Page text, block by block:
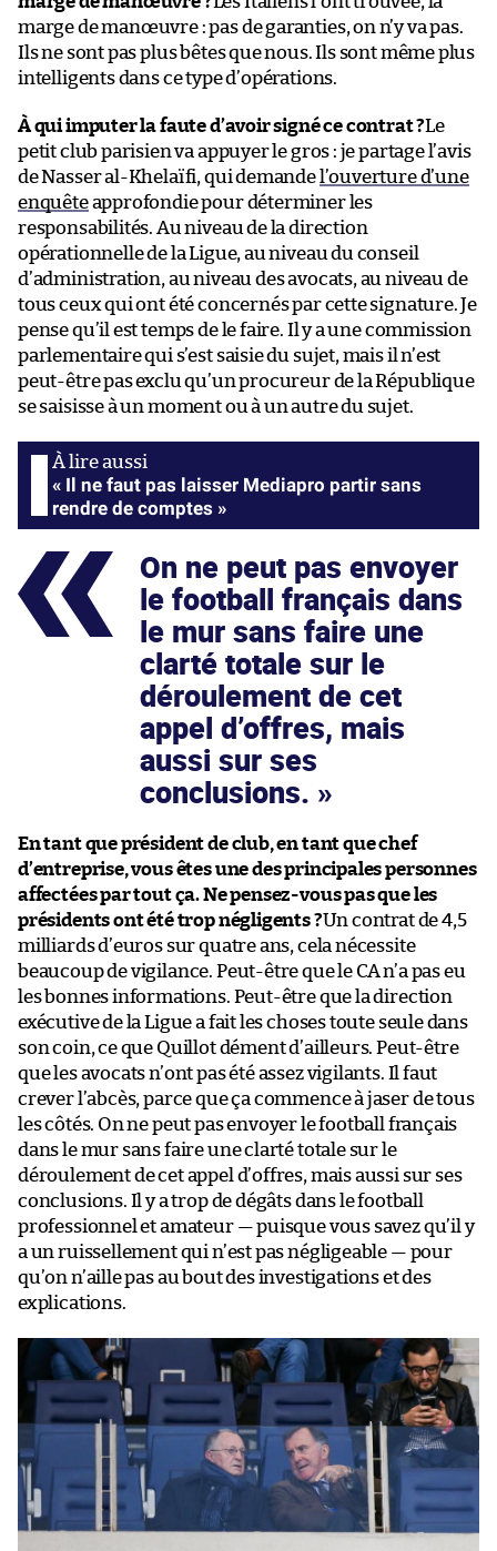
marge de manœuvre : pas de garanties, on n’y va pas.
Ils ne sont pas plus bêtes que nous. Ils sont même plus
intelligents dans ce type d’opérations.
À qui imputer la faute d’avoir signé ce contrat ?Le
petit club parisien va appuyer le gros : je partage l’avis
de Nasser al-Khelaïfi, qui demande l’ouverture d’une
enquêteapprofondie pour déterminer les
responsabilités. Au niveau de la direction
opérationnelle de la Ligue, au niveau du conseil
d’administration, au niveau des avocats, au niveau de
tous ceux qui ont été concernés par cette signature. Je
pense qu’il est temps de le faire. Il y a une commission
parlementaire qui s’est saisie du sujet, mais il n’est
peut-être pas exclu qu’un procureur de la République
se saisisse à un moment ou à un autre du sujet.
« Il ne faut pas laisser Mediapro partir sans
rendre de comptes »
On ne peut pas envoyer
le football français dans
le mur sans faire une
clarté totale sur le
déroulement de cet
appel d’offres, mais
aussi sur ses
conclusions.
En tant que président de club, en tant que chef
d’entreprise, vous êtes une des principales personnes
affectées par tout ça. Ne pensez-vous pas que les
présidents ont été trop négligents ?Un contrat de 4,5
milliards d’euros sur quatre ans, cela nécessite
beaucoup de vigilance. Peut-être que le CA n’a pas eu
les bonnes informations. Peut-être que la direction
exécutive de la Ligue a fait les choses toute seule dans
son coin, ce que Quillot dément d’ailleurs. Peut-être
que les avocats n’ont pas été assez vigilants. Il faut
crever l’abcès, parce que ça commence à jaser de tous
les côtés. On ne peut pas envoyer le football français
dans le mur sans faire une clarté totale sur le
déroulement de cet appel d’offres, mais aussi sur ses
conclusions. Il y a trop de dégâts dans le football
professionnel et amateur — puisque vous savez qu’il y
a un ruissellement qui n’est pas négligeable — pour
qu’on n’aille pas au bout des investigations et des
explications.